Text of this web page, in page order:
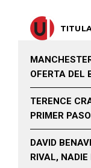
OFERTA DEL
TERENCE
PRIMER
DAVID
RIVAL, NADIE